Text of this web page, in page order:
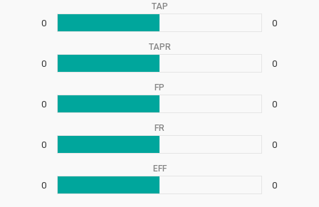
TAP
0 0
TAPR
0 0
FP
0 0
FR
0 0
EFF
0 0